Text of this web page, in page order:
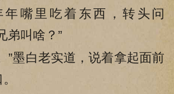
嘴里吃着东西，转头问
弟叫啥？”
白老实道，说着拿起面前